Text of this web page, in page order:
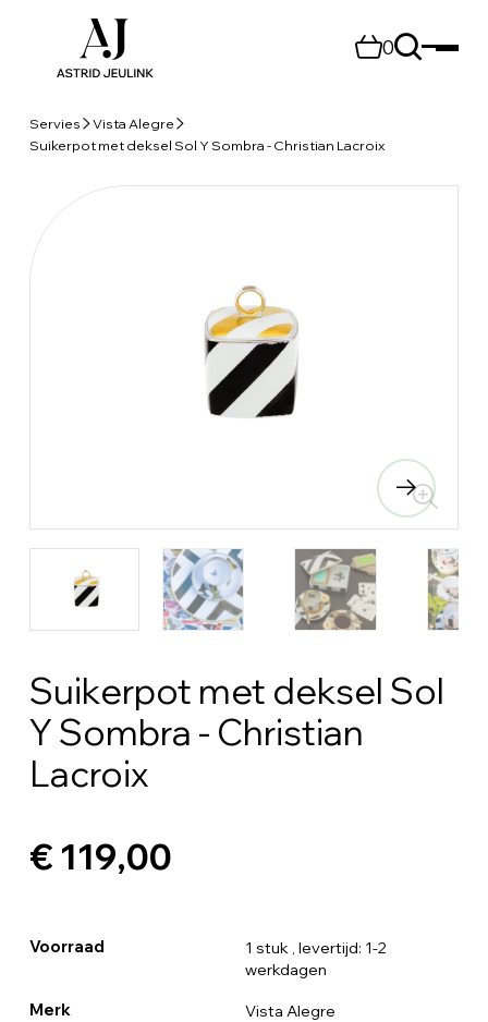
0
Servies
Vista Alegre
Suikerpot met deksel Sol Y Sombra - Christian Lacroix
Suikerpot met deksel Sol
Y Sombra - Christian
Lacroix
€ 119,00
Voorraad 1 stuk , levertijd: 1-2
werkdagen
Merk Vista Alegre